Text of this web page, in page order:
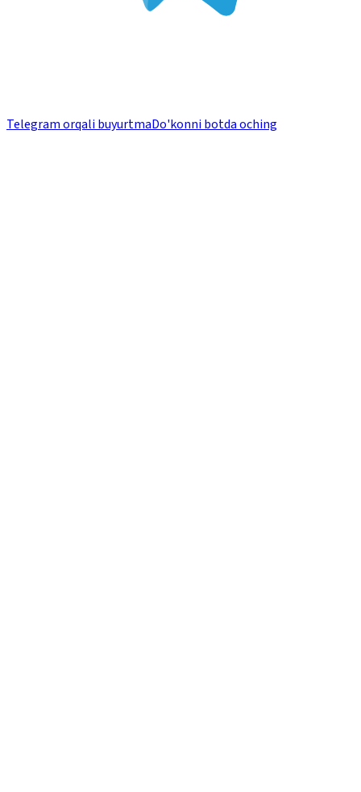
Telegram orqali buyurtmaDo'konni botda oching